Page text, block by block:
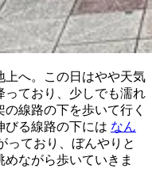
上へ。この日はやや天気
っており、少しでも濡れ
線路の下を歩いて行く
びる線路の下には なん
っており、ぼんやりと
めながら歩いていきま